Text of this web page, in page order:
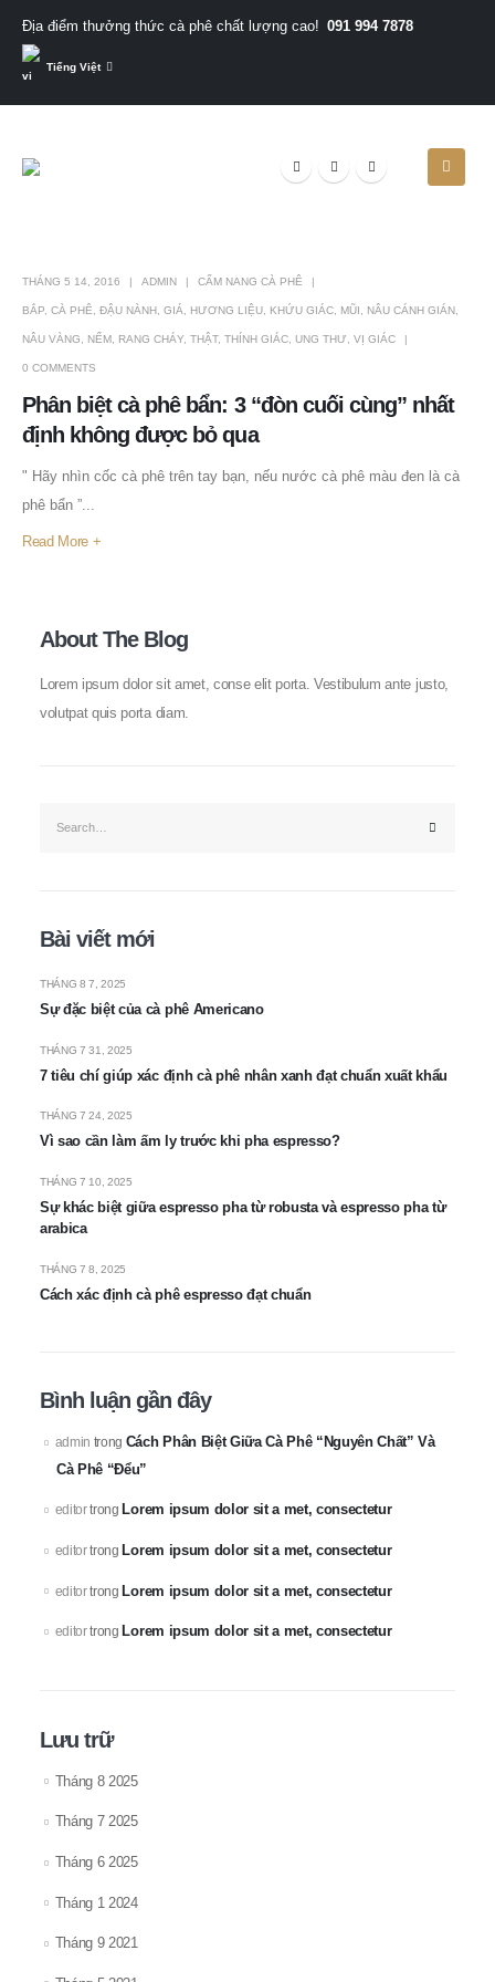
Địa điểm thưởng thức cà phê chất lượng cao! 091 994 7878
Tiếng Việt
Phân biệt cà phê bẩn: 3 “đòn cuối cùng” nhất
định không được bỏ qua
THÁNG 5 14, 2016 ADMIN CẨM NANG CÀ PHÊ
BẮP CÀ PHÊ ĐẬU NÀNH GIÁ HƯƠNG LIỆU KHỨU GIÁC MŨI NÂU CÁNH GIÁN
NÂU VÀNG NẾM RANG CHÁY THẬT, THÍNH GIÁC UNG THƯ VỊ GIÁC
0 COMMENTS
" Hãy nhìn cốc cà phê trên tay bạn, nếu nước cà phê màu đen là cà
phê bẩn ”...
Read More +
About The Blog
Lorem ipsum dolor sit amet, conse elit porta. Vestibulum ante justo,
volutpat quis porta diam.
Bài viết mới
Sự đặc biệt của cà phê Americano
THÁNG 8 7, 2025
7 tiêu chí giúp xác định cà phê nhân xanh đạt chuẩn xuất khẩu
THÁNG 7 31, 2025
Vì sao cần làm ấm ly trước khi pha espresso?
THÁNG 7 24, 2025
Sự khác biệt giữa espresso pha từ robusta và espresso pha từ
arabica
THÁNG 7 10, 2025
Cách xác định cà phê espresso đạt chuẩn
THÁNG 7 8, 2025
Bình luận gần đây
admin trong Cách Phân Biệt Giữa Cà Phê “Nguyên Chất” Và
Cà Phê “Đểu”
editortrong Lorem ipsum dolor sit a met, consectetur
editortrong Lorem ipsum dolor sit a met, consectetur
editortrong Lorem ipsum dolor sit a met, consectetur
editortrong Lorem ipsum dolor sit a met, consectetur
Lưu trữ
Tháng 8 2025
Tháng 7 2025
Tháng 6 2025
Tháng 1 2024
Tháng 9 2021